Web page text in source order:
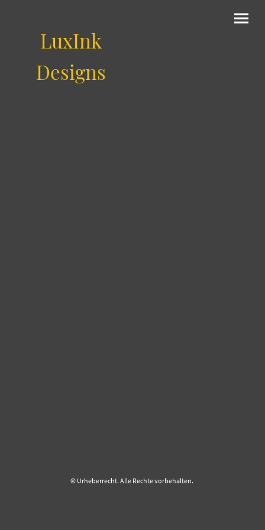
LuxInk
Designs
© Urheberrecht. Alle Rechte vorbehalten.